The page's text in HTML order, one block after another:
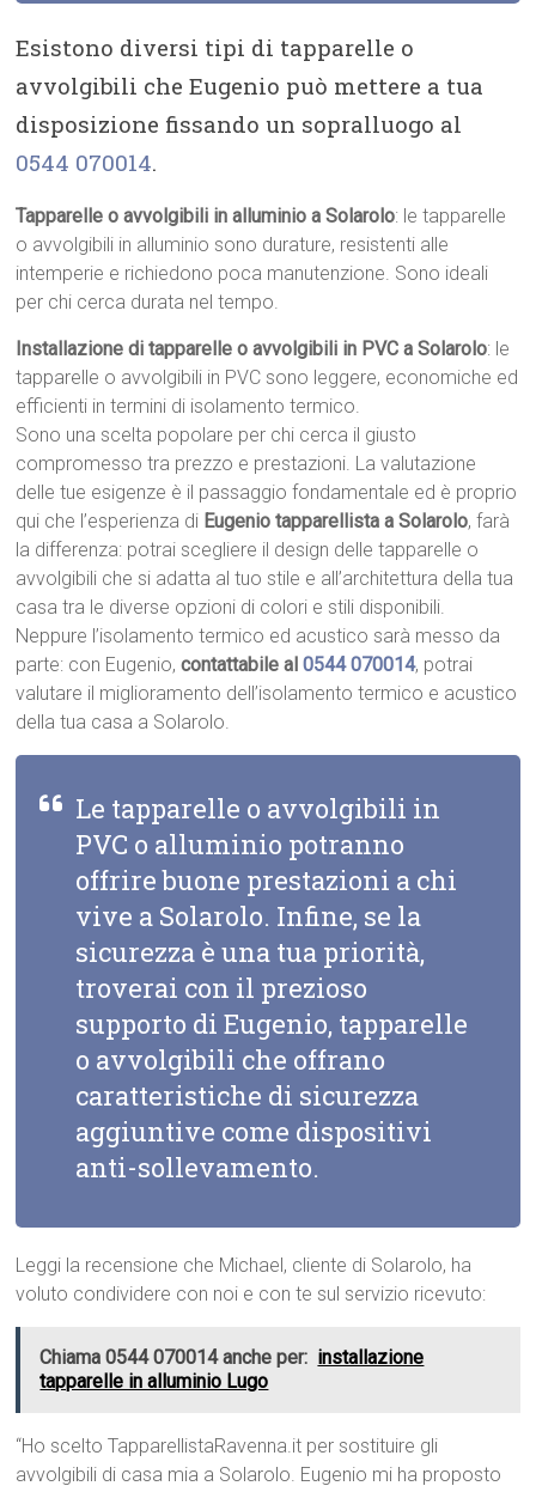
Esistono diversi tipi di tapparelle o
avvolgibili che Eugenio può mettere a tua
disposizione fissando un sopralluogo al
0544 070014.
Tapparelle o avvolgibili in alluminio a Solarolo: le tapparelle
o avvolgibili in alluminio sono durature, resistenti alle
intemperie e richiedono poca manutenzione. Sono ideali
per chi cerca durata nel tempo.
Installazione di tapparelle o avvolgibili in PVC a Solarolo: le
tapparelle o avvolgibili in PVC sono leggere, economiche ed
efficienti in termini di isolamento termico.
Sono una scelta popolare per chi cerca il giusto
compromesso tra prezzo e prestazioni. La valutazione
delle tue esigenze è il passaggio fondamentale ed è proprio
qui che l’esperienza di Eugenio tapparellista a Solarolo, farà
la differenza: potrai scegliere il design delle tapparelle o
avvolgibili che si adatta al tuo stile e all’architettura della tua
casa tra le diverse opzioni di colori e stili disponibili.
Neppure l’isolamento termico ed acustico sarà messo da
parte: con Eugenio,contattabile al0544 070014, potrai
valutare il miglioramento dell’isolamento termico e acustico
della tua casa a Solarolo.
Le tapparelle o avvolgibili in
PVC o alluminio potranno
offrire buone prestazioni a chi
vive a Solarolo. Infine, se la
sicurezza è una tua priorità,
troverai con il prezioso
supporto di Eugenio, tapparelle
o avvolgibili che offrano
caratteristiche di sicurezza
aggiuntive come dispositivi
anti-sollevamento.
Leggi la recensione che Michael, cliente di Solarolo, ha
voluto condividere con noi e con te sul servizio ricevuto:
Chiama 0544 070014 anche per: installazione
tapparelle in alluminio Lugo
“Ho scelto TapparellistaRavenna.it per sostituire gli
avvolgibili di casa mia a Solarolo. Eugenio mi ha proposto